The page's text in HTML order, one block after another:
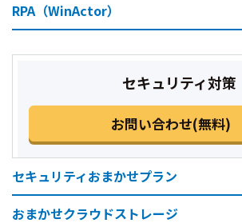
RPA（WinActor）
セキュリティ対策
お問い合わせ(無料)
セキュリティおまかせプラン
おまかせクラウドストレージ